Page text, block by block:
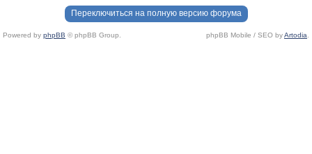
Переключиться на полную версию форума
Powered by phpBB © phpBB Group. phpBB Mobile / SEO byArtodia